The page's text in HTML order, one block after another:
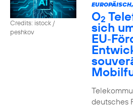
Credits: istock /
peshkov
O2
sich
deutsches